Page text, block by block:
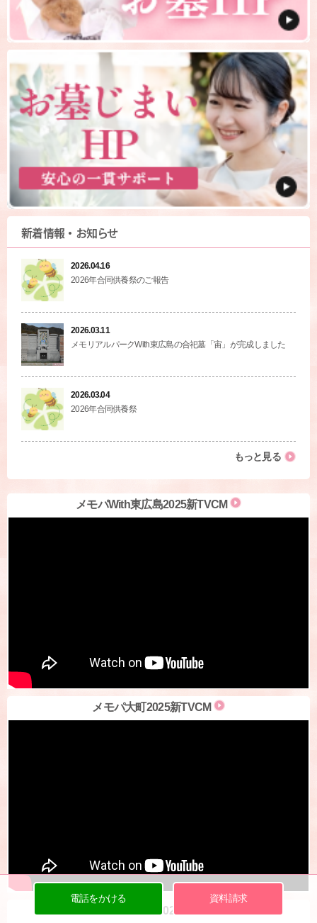
新着情報・お知らせ
2026.04.16
2026年合同供養祭のご報告
2026.03.11
メモリアルパークWith東広島の合祀墓「宙」が完成しました
2026.03.04
2026年合同供養祭
もっと見る
メモパWith東広島2025新TVCM
メモパ大町2025新TVCM
メモパ観音新町2025新TVCM
電話をかける 資料請求